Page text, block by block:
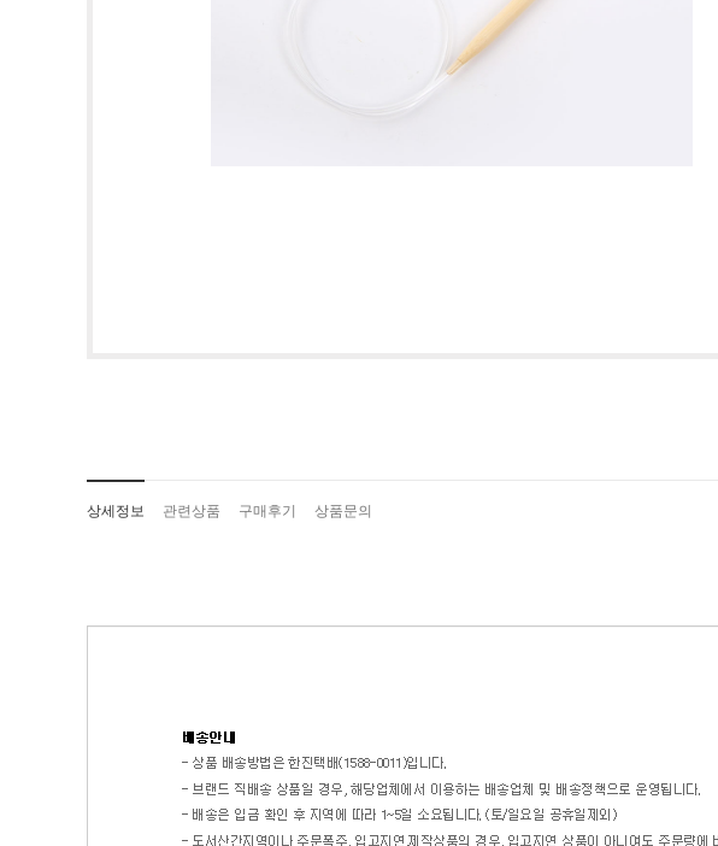
상세정보 관련상품 구매후기 상품문의